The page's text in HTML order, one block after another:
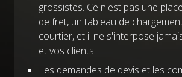
grossistes. Ce n'est pas une
de fret, un tableau de
courtier, et il ne s'interpose
et vos clients.
Les demandes de devis et les